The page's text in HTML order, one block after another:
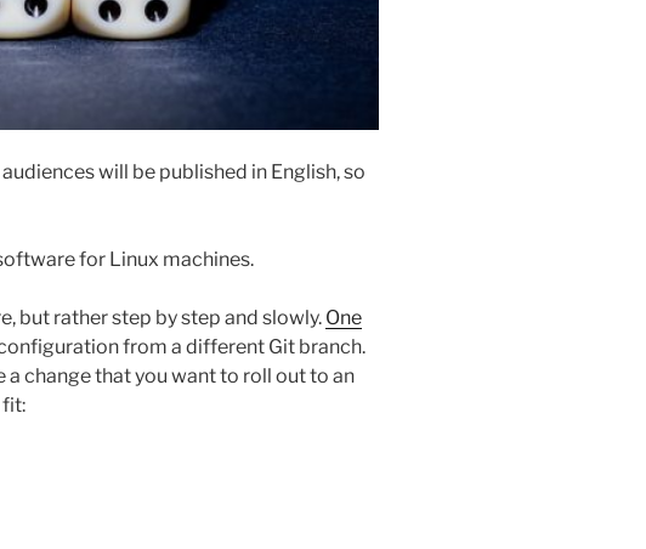
will be published in English, so
for Linux machines.
but rather step by step and slowly. One
from a different Git branch.
change that you want to roll out to an
fit: